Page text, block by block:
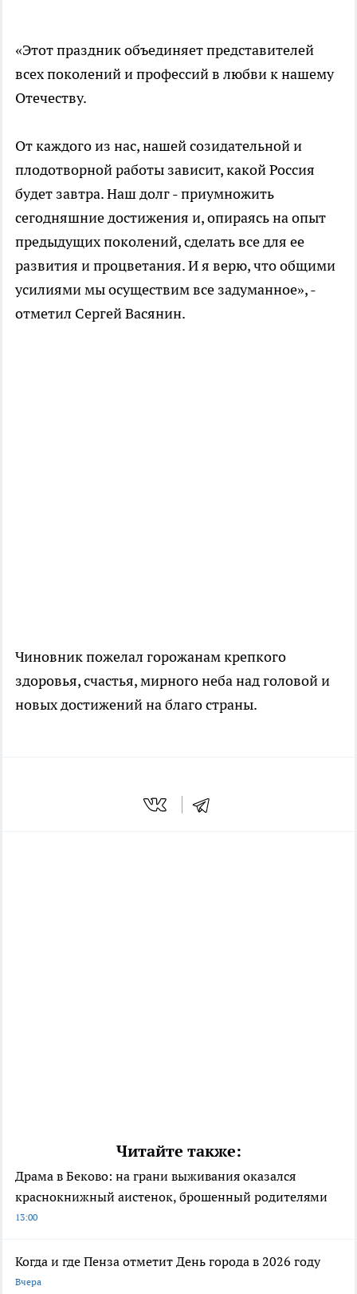
«Этот праздник объединяет представителей
всех поколений и профессий в любви к нашему
Отечеству.
От каждого из нас, нашей созидательной и
плодотворной работы зависит, какой Россия
будет завтра. Наш долг - приумножить
сегодняшние достижения и, опираясь на опыт
предыдущих поколений, сделать все для ее
развития и процветания. И я верю, что общими
усилиями мы осуществим все задуманное», -
отметил Сергей Васянин.
Чиновник пожелал горожанам крепкого
здоровья, счастья, мирного неба над головой и
новых достижений на благо страны.
Читайте также:
Драма в Беково: на грани выживания оказался
краснокнижный аистенок, брошенный родителями
13:00
Когда и где Пенза отметит День города в 2026 году
Вчера